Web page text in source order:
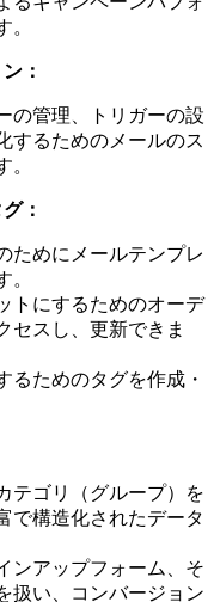
。
：
の管理、トリガーの設
するためのメールのス
。
：
ためにメールテンプレ
。
トにするためのオーデ
セスし、更新できま
るためのタグを作成・
テゴリ（グループ）を
で構造化されたデータ
ンアップフォーム、そ
扱い、コンバージョン